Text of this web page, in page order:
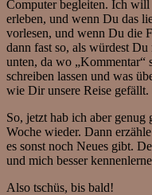
Computer begleiten. Ich
erleben, und wenn Du das
vorlesen, und wenn Du die
dann fast so, als würdest
unten, da wo „Kommentar“
schreiben lassen und was
wie Dir unsere Reise
So, jetzt hab ich aber genug
Woche wieder. Dann
es sonst noch Neues gibt.
und mich besser
Also tschüs, bis bald!